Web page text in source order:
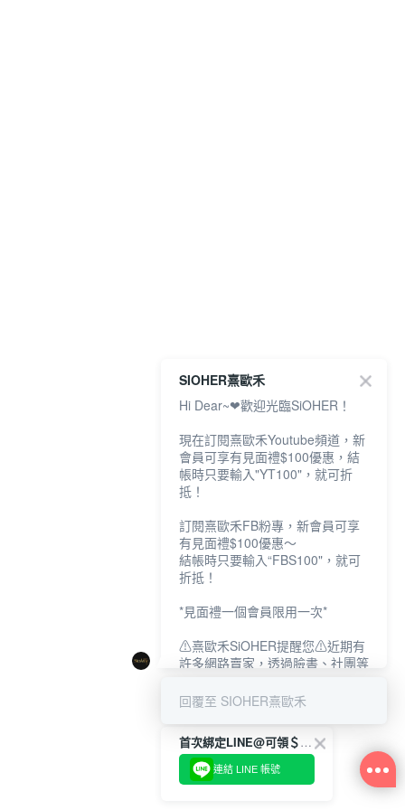
首次綁定LINE@可領＄100折扣優惠
連結 LINE 帳號
SIOHER熹歐禾
Hi Dear~❤歡迎光臨SiOHER！
現在訂閱熹歐禾Youtube頻道，新
會員可享有見面禮$100優惠，結
帳時只要輸入"YT100"，就可折
抵！
訂閱熹歐禾FB粉專，新會員可享
有見面禮$100優惠～
結帳時只要輸入“FBS100"，就可
折抵！
*見面禮一個會員限用一次*
⚠熹歐禾SiOHER提醒您⚠近期有
許多網路賣家，透過臉書、社團等
SiOHER』品牌授權、或有內部管
消費者上當及受害。
如有疑慮請至官網先訂單查尋如
〝TM / TS / TG〞開頭,都是我們
回覆至 SIOHER熹歐禾